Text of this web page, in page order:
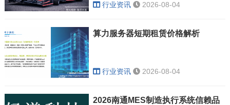
行业资讯 2026-08-04
算力服务器短期租赁价格解析
行业资讯 2026-08-04
2026南通MES制造执行系统信赖品